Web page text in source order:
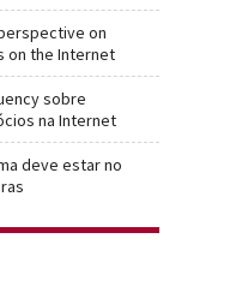
on
on the Internet
sobre
na Internet
deve estar no